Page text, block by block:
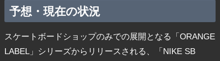
予想・現在の状況
スケートボードショップのみでの展開となる「ORANGE
LABEL」シリーズからリリースされる、「NIKE SB